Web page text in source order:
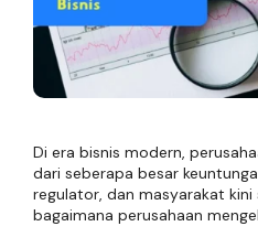
Di era bisnis modern,
dari seberapa besar
regulator, dan masyarakat
bagaimana perusahaan